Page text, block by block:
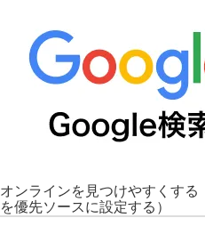
ンラインを見つけやすくする
優先ソースに設定する）